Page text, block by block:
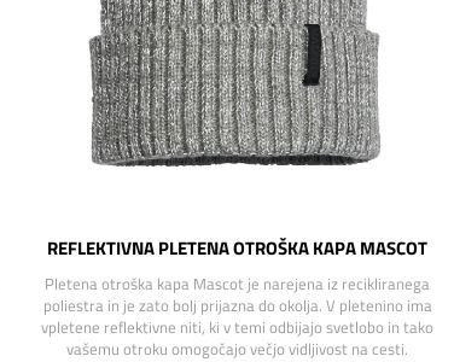
REFLEKTIVNA PLETENA OTROŠKA KAPA MASCOT
Pletena otroška kapa Mascot je narejena iz recikliranega
poliestra in je zato bolj prijazna do okolja. V pletenino ima
vpletene reflektivne niti, ki v temi odbijajo svetlobo in tako
vašemu otroku omogočajo večjo vidljivost na cesti.